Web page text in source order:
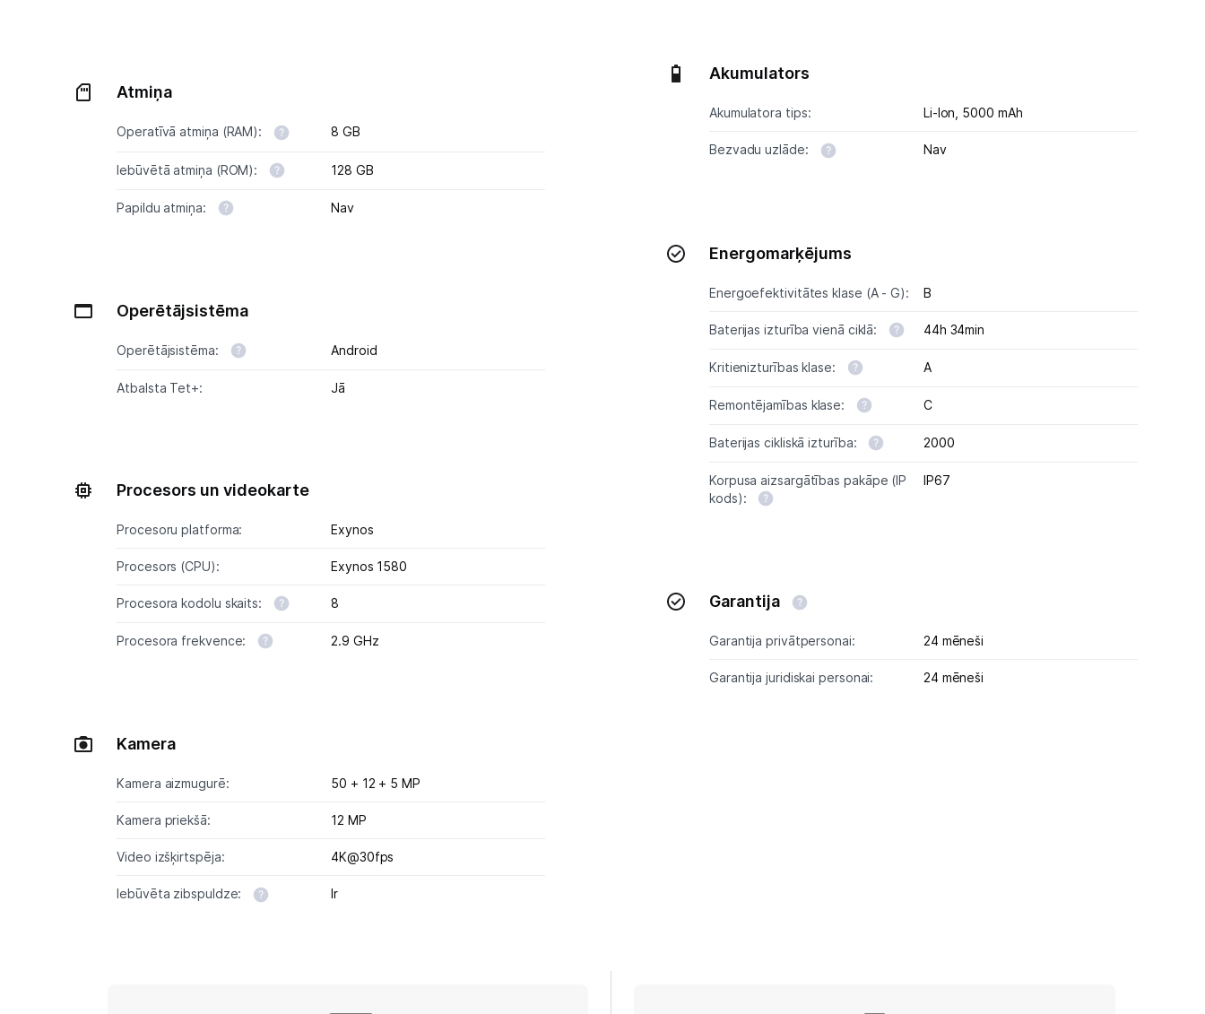
Atmiņa
Operatīvā atmiņa (RAM): 8 GB
Iebūvētā atmiņa (ROM): 128 GB
Papildu atmiņa: Nav
Operētājsistēma
Operētājsistēma: Android
Atbalsta Tet+: Jā
Procesors un videokarte
Procesoru platforma: Exynos
Procesors (CPU): Exynos 1580
Procesora kodolu skaits: 8
Procesora frekvence: 2.9 GHz
Kamera
Kamera aizmugurē: 50 + 12 + 5 MP
Kamera priekšā: 12 MP
Video izšķirtspēja: 4K@30fps
Iebūvēta zibspuldze: Ir
Akumulators
Akumulatora tips: Li-lon, 5000 mAh
Bezvadu uzlāde: Nav
Energomarķējums
Energoefektivitātes klase (A - G): B
Baterijas izturība vienā ciklā: 44h 34min
Kritienizturības klase: A
Remontējamības klase: C
Baterijas cikliskā izturība: 2000
Korpusa aizsargātības pakāpe (IP
kods):
IP67
Garantija
Garantija privātpersonai: 24 mēneši
Garantija juridiskai personai: 24 mēneši